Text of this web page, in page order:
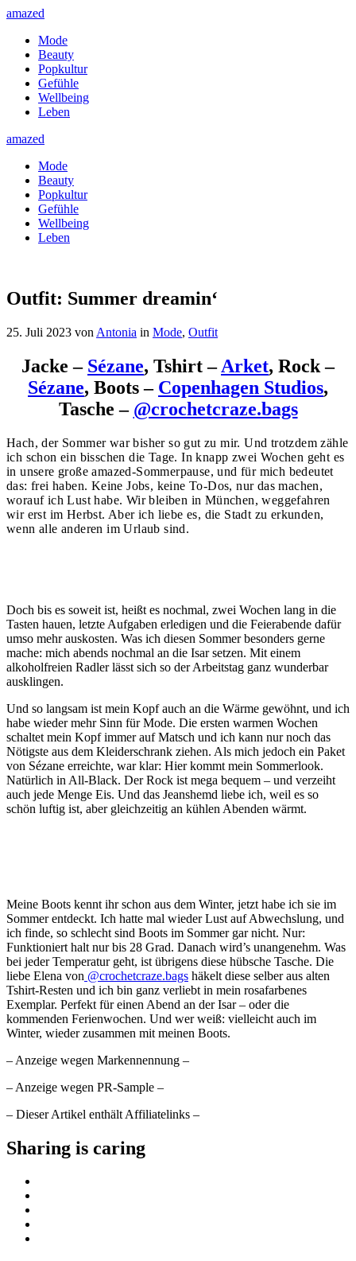
amazed
Mode
Beauty
Popkultur
Gefühle
Wellbeing
Leben
amazed
Mode
Beauty
Popkultur
Gefühle
Wellbeing
Leben
Outfit: Summer dreamin‘
25. Juli 2023 von Antonia in Mode, Outfit
Jacke – Sézane, Tshirt –Arket, Rock –
Sézane, Boots – Copenhagen Studios,
Tasche – @crochetcraze.bags
Hach, der Sommer war bisher so gut zu mir. Und trotzdem zähle
ich schon ein bisschen die Tage. In knapp zwei Wochen geht es
in unsere große amazed-Sommerpause, und für mich bedeutet
das: frei haben. Keine Jobs, keine To-Dos, nur das machen,
worauf ich Lust habe. Wir bleiben in München, weggefahren
wir erst im Herbst. Aber ich liebe es, die Stadt zu erkunden,
wenn alle anderen im Urlaub sind.
Doch bis es soweit ist, heißt es nochmal, zwei Wochen lang in die
Tasten hauen, letzte Aufgaben erledigen und die Feierabende dafür
umso mehr auskosten. Was ich diesen Sommer besonders gerne
mache: mich abends nochmal an die Isar setzen. Mit einem
alkoholfreien Radler lässt sich so der Arbeitstag ganz wunderbar
ausklingen.
Und so langsam ist mein Kopf auch an die Wärme gewöhnt, und ich
habe wieder mehr Sinn für Mode. Die ersten warmen Wochen
schaltet mein Kopf immer auf Matsch und ich kann nur noch das
Nötigste aus dem Kleiderschrank ziehen. Als mich jedoch ein Paket
von Sézane erreichte, war klar: Hier kommt mein Sommerlook.
Natürlich in All-Black. Der Rock ist mega bequem – und verzeiht
auch jede Menge Eis. Und das Jeanshemd liebe ich, weil es so
schön luftig ist, aber gleichzeitig an kühlen Abenden wärmt.
Meine Boots kennt ihr schon aus dem Winter, jetzt habe ich sie im
Sommer entdeckt. Ich hatte mal wieder Lust auf Abwechslung, und
ich finde, so schlecht sind Boots im Sommer gar nicht. Nur:
Funktioniert halt nur bis 28 Grad. Danach wird’s unangenehm. Was
bei jeder Temperatur geht, ist übrigens diese hübsche Tasche. Die
liebe Elena von @crochetcraze.bags häkelt diese selber aus alten
Tshirt-Resten und ich bin ganz verliebt in mein rosafarbenes
Exemplar. Perfekt für einen Abend an der Isar – oder die
kommenden Ferienwochen. Und wer weiß: vielleicht auch im
Winter, wieder zusammen mit meinen Boots.
– Anzeige wegen Markennennung –
– Anzeige wegen PR-Sample –
– Dieser Artikel enthält Affiliatelinks –
Sharing is caring